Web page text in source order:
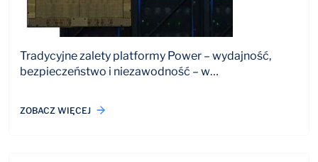
Tradycyjne zalety platformy Power – wydajność,
bezpieczeństwo i niezawodność – w…
ZOBACZ WIĘCEJ